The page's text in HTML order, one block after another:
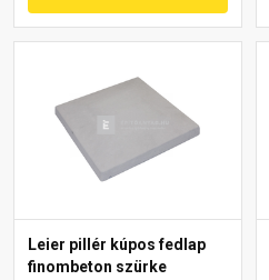
Leier pillér kúpos fedlap
finombeton szürke